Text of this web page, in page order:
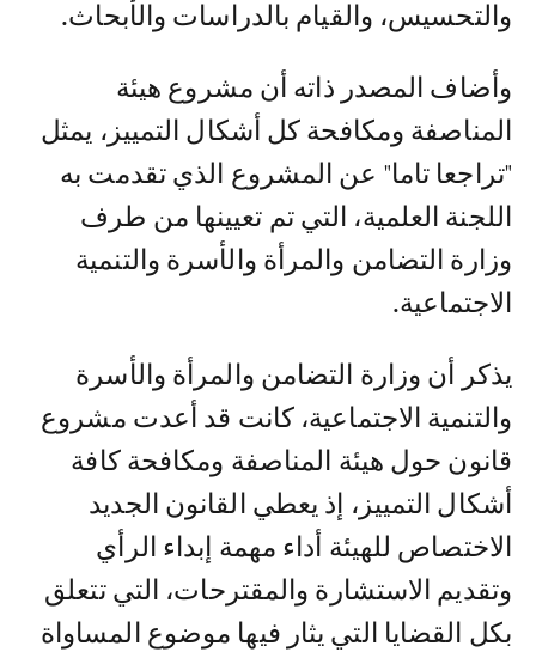
والتحسيس، والقيام بالدراسات والأبحاث.
وأضاف المصدر ذاته أن مشروع هيئة
المناصفة ومكافحة كل أشكال التمييز، يمثل
"تراجعا تاما" عن المشروع الذي تقدمت به
اللجنة العلمية، التي تم تعيينها من طرف
وزارة التضامن والمرأة والأسرة والتنمية
الاجتماعية.
يذكر أن وزارة التضامن والمرأة والأسرة
والتنمية الاجتماعية، كانت قد أعدت مشروع
قانون حول هيئة المناصفة ومكافحة كافة
أشكال التمييز، إذ يعطي القانون الجديد
الاختصاص للهيئة أداء مهمة إبداء الرأي
وتقديم الاستشارة والمقترحات، التي تتعلق
بكل القضايا التي يثار فيها موضوع المساواة